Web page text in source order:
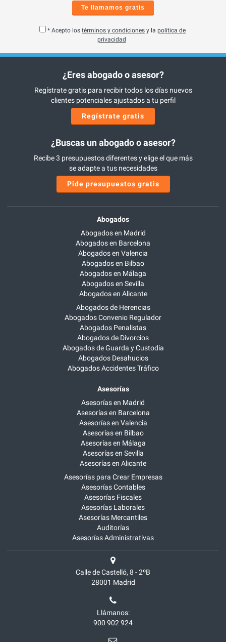
Te llamamos gratis
* Acepto los términos y condiciones y la política de
privacidad
¿Eres abogado o asesor?
Regístrate gratis para recibir todos los días nuevos
clientes potenciales ajustados a tu perfil
Regístrate gratis
¿Buscas un abogado o asesor?
Recibe 3 presupuestos diferentes y elige el que más
se adapte a tus necesidades
Pide presupuestos gratis
Abogados
Abogados en Madrid
Abogados en Barcelona
Abogados en Valencia
Abogados en Bilbao
Abogados en Málaga
Abogados en Sevilla
Abogados en Alicante
Abogados de Herencias
Abogados Convenio Regulador
Abogados Penalistas
Abogados de Divorcios
Abogados de Guarda y Custodia
Abogados Desahucios
Abogados Accidentes Tráfico
Asesorías
Asesorías en Madrid
Asesorías en Barcelona
Asesorías en Valencia
Asesorías en Bilbao
Asesorías en Málaga
Asesorías en Sevilla
Asesorías en Alicante
Asesorías para Crear Empresas
Asesorías Contables
Asesorías Fiscales
Asesorías Laborales
Asesorías Mercantiles
Auditorías
Asesorías Administrativas
Calle de Castelló, 8 - 2ºB
28001 Madrid
Llámanos:
900 902 924